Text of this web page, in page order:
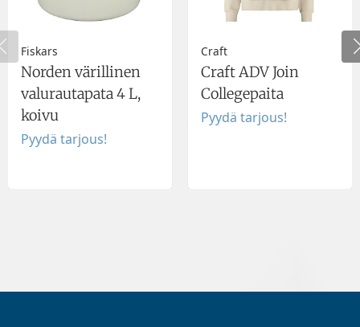
Fiskars
Norden värillinen
valurautapata 4 L,
koivu
Pyydä tarjous!
Craft
Craft ADV Join
Collegepaita
Pyydä tarjous!